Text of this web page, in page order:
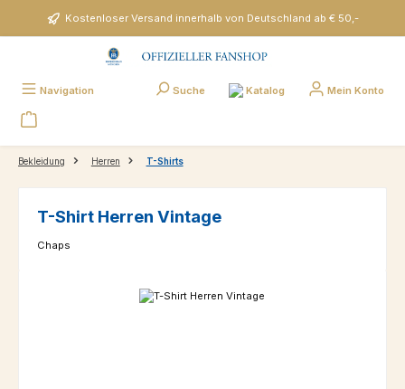
Zum Hauptinhalt springenKostenloser Versand innerhalb von Deutschland ab € 50,-
Navigation Suche Katalog Mein Konto
Bekleidung Herren T-Shirts
T-Shirt Herren Vintage
Chaps
Bildergalerie überspringen